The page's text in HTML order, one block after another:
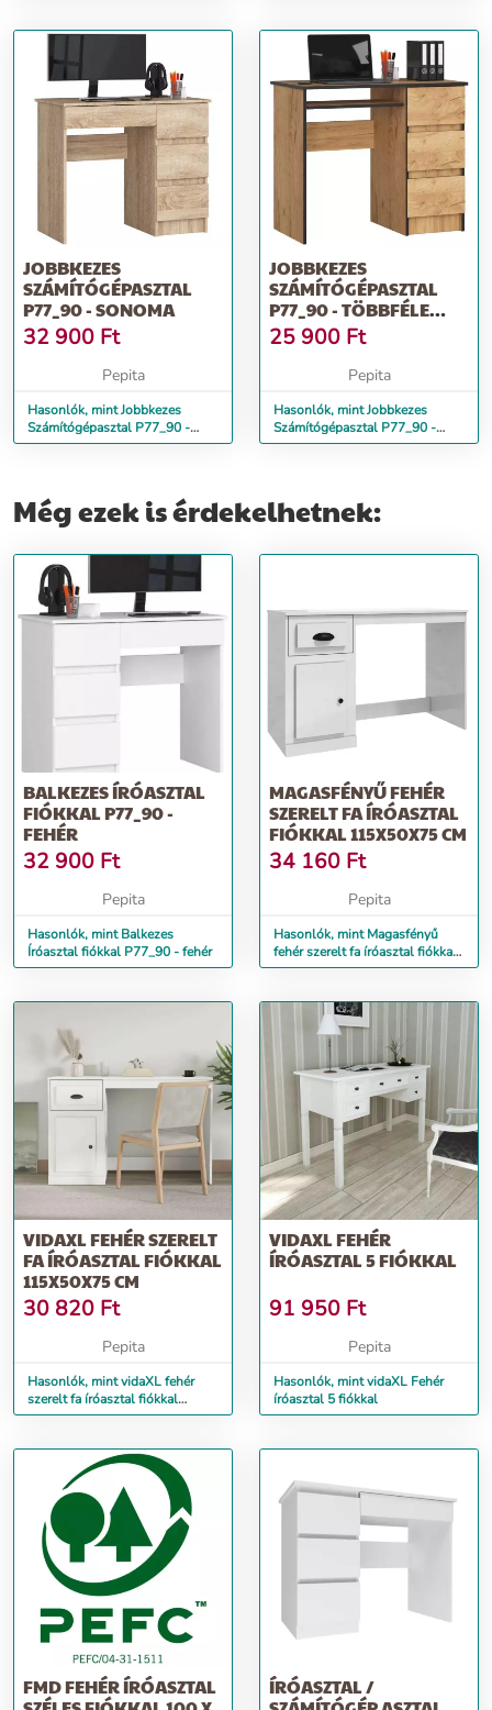
JOBBKEZES
SZÁMÍTÓGÉPASZTAL
P77_90 - SONOMA
32 900 Ft
Pepita
Hasonlók, mint Jobbkezes
Számítógépasztal P77_90 -
sonoma
JOBBKEZES
SZÁMÍTÓGÉPASZTAL
P77_90 - TÖBBFÉLE
SZÍNBEN
25 900 Ft
Pepita
Hasonlók, mint Jobbkezes
Számítógépasztal P77_90 -
Többféle színben
Még ezek is érdekelhetnek:
BALKEZES ÍRÓASZTAL
FIÓKKAL P77_90 -
FEHÉR
32 900 Ft
Pepita
Hasonlók, mint Balkezes
Íróasztal fiókkal P77_90 - fehér
MAGASFÉNYŰ FEHÉR
SZERELT FA ÍRÓASZTAL
FIÓKKAL 115X50X75 CM
34 160 Ft
Pepita
Hasonlók, mint Magasfényű
fehér szerelt fa íróasztal fiókkal
115x50x75 cm
VIDAXL FEHÉR SZERELT
FA ÍRÓASZTAL FIÓKKAL
115X50X75 CM
30 820 Ft
Pepita
Hasonlók, mint vidaXL fehér
szerelt fa íróasztal fiókkal
115x50x75 cm
VIDAXL FEHÉR
ÍRÓASZTAL 5 FIÓKKAL
91 950 Ft
Pepita
Hasonlók, mint vidaXL Fehér
íróasztal 5 fiókkal
FMD FEHÉR ÍRÓASZTAL
ÍRÓASZTAL /